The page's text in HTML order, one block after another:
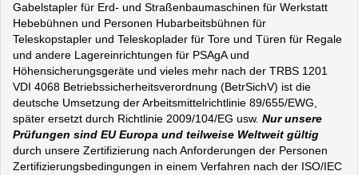
Gabelstapler für Erd- und Straßenbaumaschinen für Werkstatt
Hebebühnen und Personen Hubarbeitsbühnen für
Teleskopstapler und Teleskoplader für Tore und Türen für Regale
und andere Lagereinrichtungen für PSAgA und
Höhensicherungsgeräte und vieles mehr nach der TRBS 1201
VDI 4068 Betriebssicherheitsverordnung (BetrSichV) ist die
deutsche Umsetzung der Arbeitsmittelrichtlinie 89/655/EWG,
später ersetzt durch Richtlinie 2009/104/EG usw. Nur unsere
Prüfungen sind EU Europa und teilweise Weltweit gültig
durch unsere Zertifizierung nach Anforderungen der Personen
Zertifizierungsbedingungen in einem Verfahren nach der ISO/IEC